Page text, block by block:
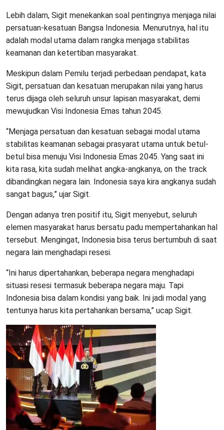
Lebih dalam, Sigit menekankan soal pentingnya menjaga nilai
persatuan-kesatuan Bangsa Indonesia. Menurutnya, hal itu
adalah modal utama dalam rangka menjaga stabilitas
keamanan dan ketertiban masyarakat.
Meskipun dalam Pemilu terjadi perbedaan pendapat, kata
Sigit, persatuan dan kesatuan merupakan nilai yang harus
terus dijaga oleh seluruh unsur lapisan masyarakat, demi
mewujudkan Visi Indonesia Emas tahun 2045.
“Menjaga persatuan dan kesatuan sebagai modal utama
stabilitas keamanan sebagai prasyarat utama untuk betul-
betul bisa menuju Visi Indonesia Emas 2045. Yang saat ini
kita rasa, kita sudah melihat angka-angkanya, on the track
dibandingkan negara lain. Indonesia saya kira angkanya sudah
sangat bagus,” ujar Sigit.
Dengan adanya tren positif itu, Sigit menyebut, seluruh
elemen masyarakat harus bersatu padu mempertahankan hal
tersebut. Mengingat, Indonesia bisa terus bertumbuh di saat
negara lain menghadapi resesi.
“Ini harus dipertahankan, beberapa negara menghadapi
situasi resesi termasuk beberapa negara maju. Tapi
Indonesia bisa dalam kondisi yang baik. Ini jadi modal yang
tentunya harus kita pertahankan bersama,” ucap Sigit.